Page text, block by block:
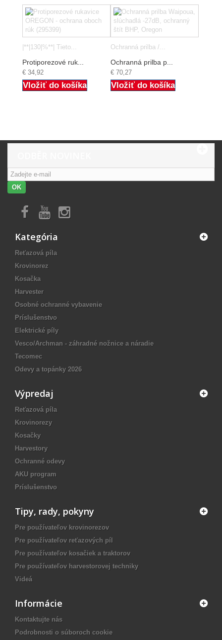
|**|130|%**| Tieto...
Protiporezové ruk...
€ 34,92
Vložiť do košíka
Ochranná prilba /...
Ochranná prilba p...
€ 70,27
Vložiť do košíka
OK
Kategória
Reťazová píla
Krovinorez
Kosačka
Harvester
Osobné ochranné vybavenie
Príslušenstvo
Elektrické píly
Vesco/Archman - záhradné nožnice a náradie
Tecomec
Odevy a topánky 2026
Výpredaj
Reťazová píla
Krovinorezy
Kosačky
Harvestory
Ochranné odevy
AKU program
Príslušenstvo
Tipy, rady, pokyny
Pre používateľov krovinorezov
Pre používateľov reťazových píl
Pre používateľov kosačiek a traktorov
Pre používateľov harvestorovej techniky
Videá
Informácie
Kontaktujte nás
Podrobnosti o súboroch cookie